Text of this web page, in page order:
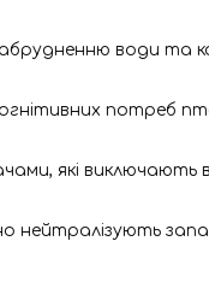
води та
потреб
які виключають
нейтралізують